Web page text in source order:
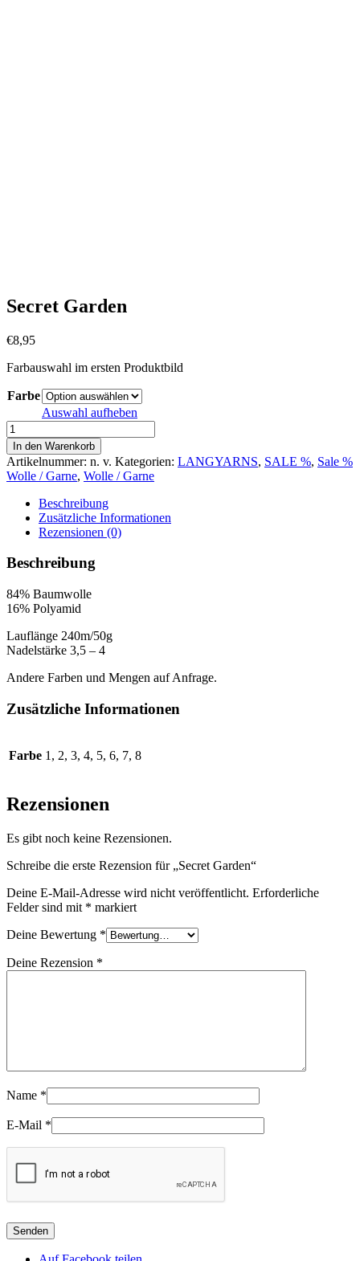
Secret Garden
€8,95
Farbauswahl im ersten Produktbild
Farbe
Auswahl aufheben
Secret
Garden
Menge
In den Warenkorb
Artikelnummer: n. v. Kategorien: LANGYARNS, SALE %, Sale %
Wolle / Garne, Wolle / Garne
Beschreibung
Zusätzliche Informationen
Rezensionen (0)
Beschreibung
84% Baumwolle
16% Polyamid
Lauflänge 240m/50g
Nadelstärke 3,5 – 4
Andere Farben und Mengen auf Anfrage.
Zusätzliche Informationen
Farbe 1, 2, 3, 4, 5, 6, 7, 8
Rezensionen
Es gibt noch keine Rezensionen.
Schreibe die erste Rezension für „Secret Garden“
Deine E-Mail-Adresse wird nicht veröffentlicht. Erforderliche
Felder sind mit * markiert
Deine Bewertung *
Deine Rezension *
Name *
E-Mail *